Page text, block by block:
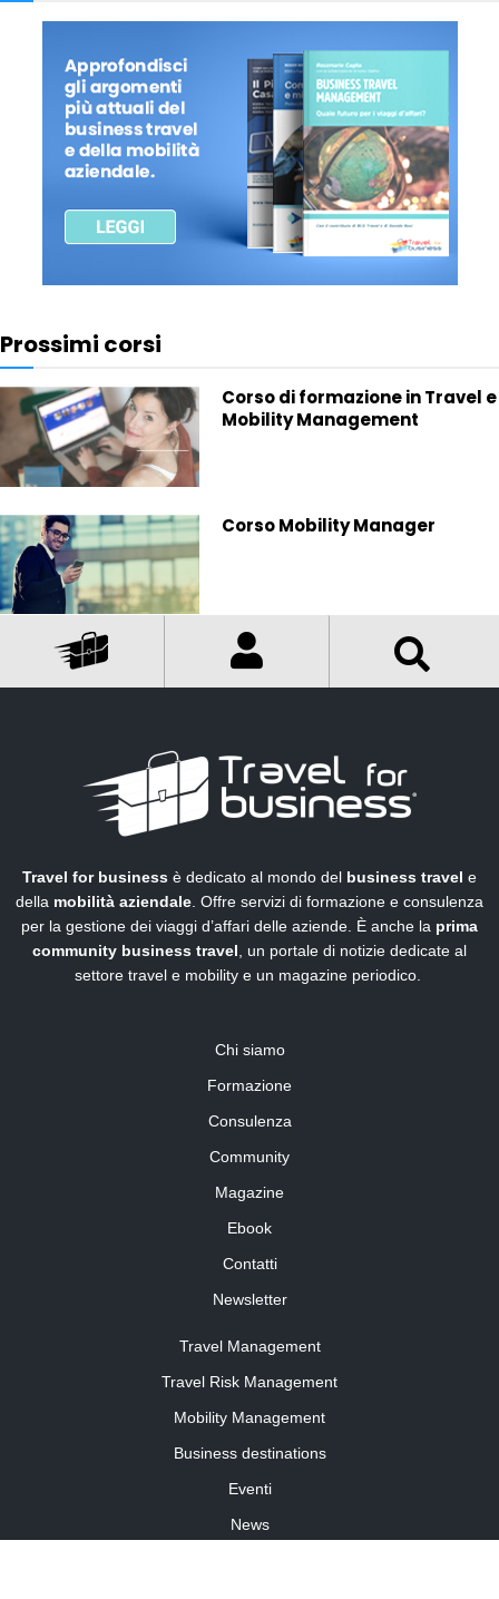
Prossimi corsi
Corso di formazione in Travel e
Mobility Management
Corso Mobility Manager
Travel for business è dedicato al mondo del business travel e
della mobilità aziendale. Offre servizi di formazione e consulenza
per la gestione dei viaggi d’affari delle aziende. È anche la prima
community business travel, un portale di notizie dedicate al
settore travel e mobility e un magazine periodico.
Chi siamo
Formazione
Consulenza
Community
Magazine
Ebook
Contatti
Newsletter
Travel Management
Travel Risk Management
Mobility Management
Business destinations
Eventi
News